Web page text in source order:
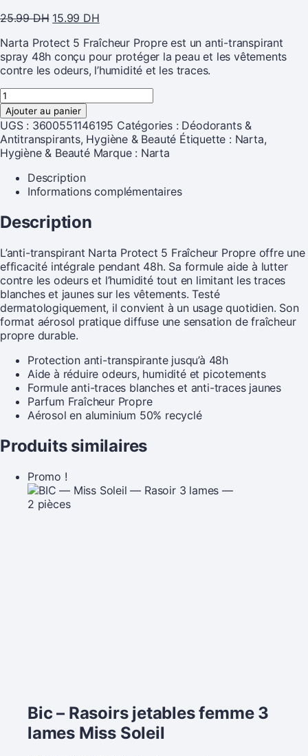
25.99DH 15.99 DH
Narta Protect 5 Fraîcheur Propre est un anti-transpirant
spray 48h conçu pour protéger la peau et les vêtements
contre les odeurs, l’humidité et les traces.
Ajouter au panier
UGS : 3600551146195 Catégories : Déodorants &
Antitranspirants, Hygiène & Beauté Étiquette : Narta,
Hygiène & Beauté Marque : Narta
Description
Informations complémentaires
Description
L’anti-transpirant Narta Protect 5 Fraîcheur Propre offre une
efficacité intégrale pendant 48h. Sa formule aide à lutter
contre les odeurs et l’humidité tout en limitant les traces
blanches et jaunes sur les vêtements. Testé
dermatologiquement, il convient à un usage quotidien. Son
format aérosol pratique diffuse une sensation de fraîcheur
propre durable.
Protection anti-transpirante jusqu’à 48h
Aide à réduire odeurs, humidité et picotements
Formule anti-traces blanches et anti-traces jaunes
Parfum Fraîcheur Propre
Aérosol en aluminium 50% recyclé
Produits similaires
Promo !
Bic – Rasoirs jetables femme 3
lames Miss Soleil